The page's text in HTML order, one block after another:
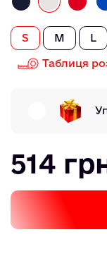
S M L
Таблиця
514